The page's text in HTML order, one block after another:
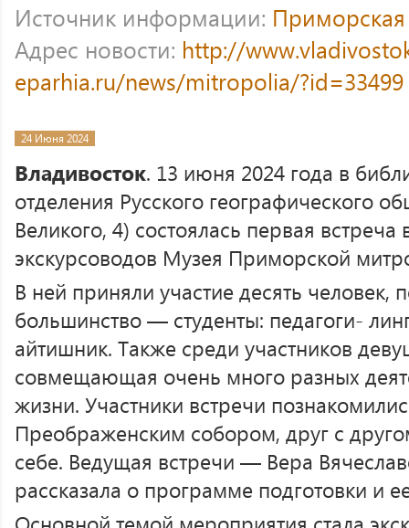
Источник информации:
Адрес новости: http://
eparhia.ru/news/mitropolia/?id=33499
24 Июня 2024
Владивосток. 13 июня 2024 года в
отделения Русского географического
Великого, 4) состоялась первая
экскурсоводов Музея Приморской
В ней приняли участие десять
большинство — студенты: педагоги-
айтишник. Также среди участников
совмещающая очень много разных
жизни. Участники встречи
Преображенским собором, друг с
себе. Ведущая встречи — Вера
рассказала о программе подготовки и